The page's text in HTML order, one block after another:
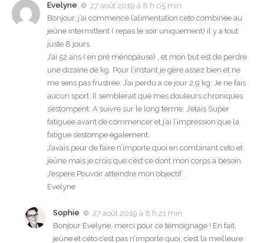
Evelyne
27 août 2019 à 8 h 05 min
Bonjour, j’ai commencé l’alimentation ceto combinée au
jeûne intermittent ( repas le soir uniquement) il y a tout
juste 8 jours.
J’ai 52 ans ( en pré ménopause) , et mon but est de perdre
une dizaine de kg. Pour l’instant je gère assez bien et ne
me sens pas frustrée. J’ai perdu a ce jour 2,9 kg. Je ne fais
aucun sport. Il semblerait que mes douleurs chroniques
s’estompent. A suivre sur le long terme. J’etais Super
fatiguée avant de commencer et j’ai l’impression que la
fatigue s’estompe également.
J’avais peur de faire n’importe quoi en combinant ceto et
jeûne mais je crois que c’est ce dont mon corps a besoin.
J’espere Pouvoir atteindre mon objectif .
Evelyne
Sophie
27 août 2019 à 8 h 21 min
Bonjour Evelyne, merci pour ce témoignage ! En fait,
jeûne et céto c’est pas n’importe quoi, c’est la meilleure